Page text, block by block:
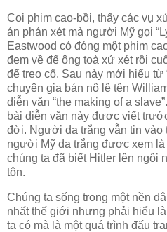
Coi phim cao-bồi, thấy các vụ
án phán xét mà người Mỹ gọi
Eastwood có đóng một phim
đem về để ông toà xử xét rồi
để treo cổ. Sau này mới hiểu từ
chuyên gia bán nô lệ tên
diễn văn “the making of a
bài diễn văn này được viết
đời. Người da trắng vẫn tin vào
người Mỹ da trắng được xem
chúng ta đã biết Hitler lên ngôi
tôn.
Chúng ta sống trong một nền
nhất thế giới nhưng phải hiểu
ta có mà là một quá trình đấu